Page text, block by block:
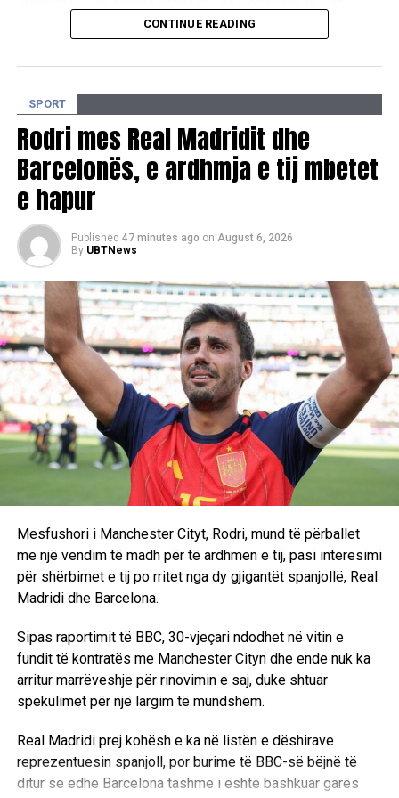
D.L
CONTINUE READING
SPORT
Rodri mes Real Madridit dhe
Barcelonës, e ardhmja e tij mbetet
e hapur
Published 47 minutes ago on August 6, 2026
By UBTNews
Mesfushori i Manchester Cityt, Rodri, mund të përballet
me një vendim të madh për të ardhmen e tij, pasi interesimi
për shërbimet e tij po rritet nga dy gjigantët spanjollë, Real
Madridi dhe Barcelona.
Sipas raportimit të BBC, 30-vjeçari ndodhet në vitin e
fundit të kontratës me Manchester Cityn dhe ende nuk ka
arritur marrëveshje për rinovimin e saj, duke shtuar
spekulimet për një largim të mundshëm.
Real Madridi prej kohësh e ka në listën e dëshirave
reprezentuesin spanjoll, por burime të BBC-së bëjnë të
ditur se edhe Barcelona tashmë i është bashkuar garës